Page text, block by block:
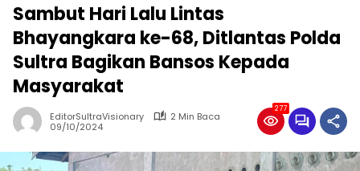
Sambut Hari Lalu Lintas
Bhayangkara ke-68, Ditlantas Polda
Sultra Bagikan Bansos Kepada
Masyarakat
EditorSultraVisionary
2 Min Baca
09/10/2024
277